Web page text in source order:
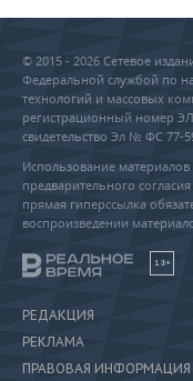
© 2015 - 2026 Сетевое
Федеральной службой по
технологий и массовых
регистрационный номер
свидетельство Эл № ФС 77-
Использование
предварительного
прямая гиперссылка
воспроизведении
18+
РЕДАКЦИЯ
РЕКЛАМА
ПРАВОВАЯ ИНФОРМАЦИЯ